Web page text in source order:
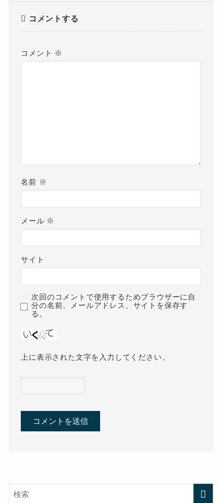
コメントする
コメント ※
名前 ※
メール ※
サイト
次回のコメントで使用するためブラウザーに自
分の名前、メールアドレス、サイトを保存す
る。
上に表示された文字を入力してください。